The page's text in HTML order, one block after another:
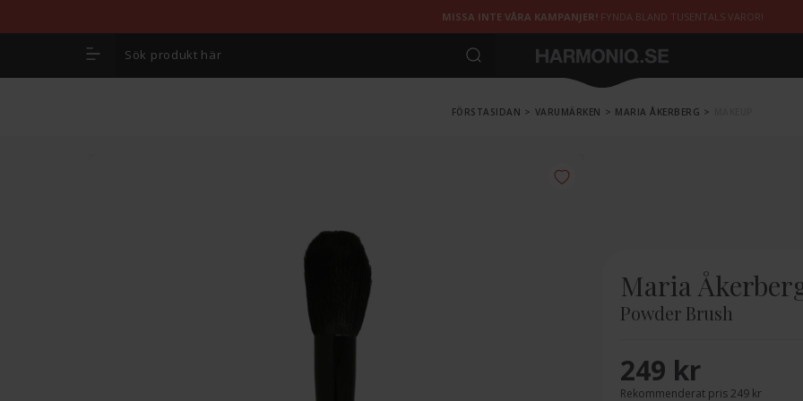
MISSA INTE VÅRA KAMPANJER! FYNDA BLAND TUSENTALS VAROR!
FÖRSTASIDAN > VARUMÄRKEN > MARIA ÅKERBERG >
Maria
Powder Brush
249 kr
Rekommenderat pris 249 kr